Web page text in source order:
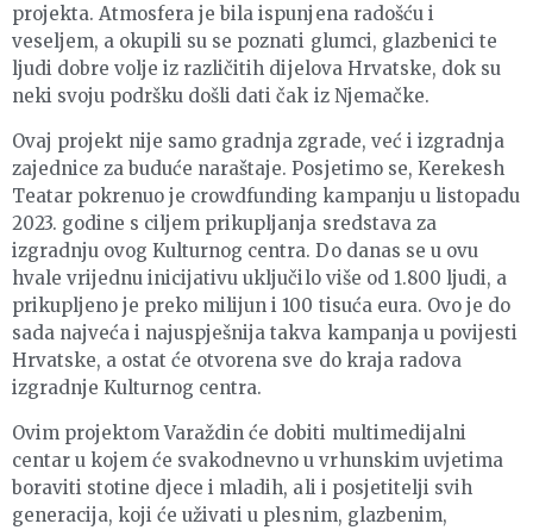
projekta. Atmosfera je bila ispunjena radošću i
veseljem, a okupili su se poznati glumci, glazbenici te
ljudi dobre volje iz različitih dijelova Hrvatske, dok su
neki svoju podršku došli dati čak iz Njemačke.
Ovaj projekt nije samo gradnja zgrade, već i izgradnja
zajednice za buduće naraštaje. Posjetimo se, Kerekesh
Teatar pokrenuo je crowdfunding kampanju u listopadu
2023. godine s ciljem prikupljanja sredstava za
izgradnju ovog Kulturnog centra. Do danas se u ovu
hvale vrijednu inicijativu uključilo više od 1.800 ljudi, a
prikupljeno je preko milijun i 100 tisuća eura. Ovo je do
sada najveća i najuspješnija takva kampanja u povijesti
Hrvatske, a ostat će otvorena sve do kraja radova
izgradnje Kulturnog centra.
Ovim projektom Varaždin će dobiti multimedijalni
centar u kojem će svakodnevno u vrhunskim uvjetima
boraviti stotine djece i mladih, ali i posjetitelji svih
generacija, koji će uživati u plesnim, glazbenim,